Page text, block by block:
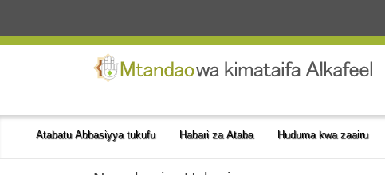
Atabatu Abbasiyya tukufu Habari za Ataba Huduma kwa zaairu